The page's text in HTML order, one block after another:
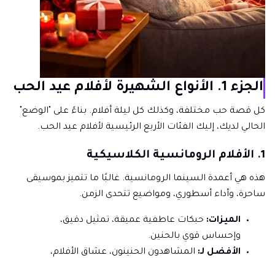
الجزء 1. الأنواع الشهيرة لأفلام عيد الحب
كل قصة حب مختلفة، وكذلك كل ليلة أفلام. بناءً على "الوضع"
الحالي لديك، إليك الفئات الأربع الرئيسية لأفلام عيد الحب.
1. الأفلام الرومانسية الكلاسيكية
هذه هي أعمدة السينما الرومانسية. غالبًا ما تتميز بموسيقى
ساحرة، وأداء أسطوري، ومواضيع تتحدى الزمن.
الميزات: حبكات عاطفية عميقة، تمثيل دقيق،
وإحساس قوي بالحنين.
الأفضل لـ: المشاهدون الحنينون، عشاق الأفلام،